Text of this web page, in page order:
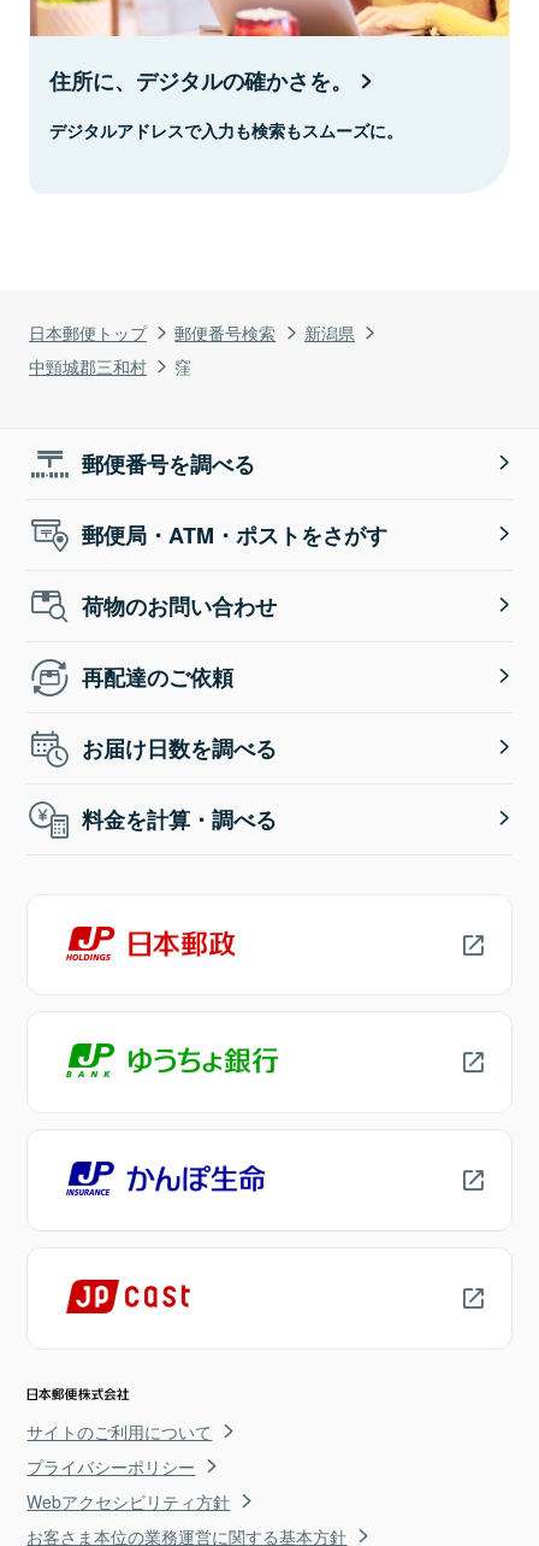
日本郵便トップ 郵便番号検索
新潟県
中頸城郡三和村
窪
住所に、デジタルの確かさを。
デジタルアドレスで入力も検索もスムーズに。
郵便番号を調べる
郵便局・ATM・ポストをさがす
荷物のお問い合わせ
再配達のご依頼
お届け日数を調べる
料金を計算・調べる
サイトのご利用について
プライバシーポリシー
Webアクセシビリティ方針
お客さま本位の業務運営に関する基本方針